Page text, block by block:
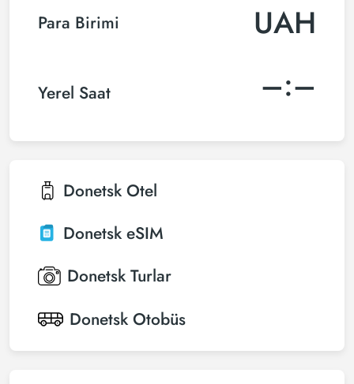
Para Birimi UAH
Yerel Saat –:–
Donetsk Otel
Donetsk eSIM
Donetsk Turlar
Donetsk Otobüs